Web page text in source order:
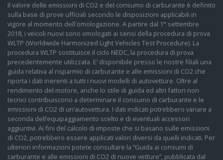
Il valore delle emissioni di CO2 e del consumo di carburante è definito
sulla base di prove ufficiali secondo le disposizioni applicabili in
vigore al momento dell'omologazione. A partire dal 1° settembre
2018, i veicoli nuovi sono omologati ai sensi della procedura di prova
WLTP (Worldwide Harmonized Light Vehicles Test Procedure). La
procedura WLTP sostituisce il ciclo NEDC, la procedura di prova
precedentemente utilizzata. E’ disponibile presso le nostre filiali una
guida relativa al risparmio di carburante e alle emissioni di CO2 che
riporta i dati inerenti a tutti i nuovi modelli di autovetture. Oltre al
rendimento del motore, anche lo stile di guida ed altri fattori non
tecnici contribuiscono a determinare il consumo di carburante e le
emissioni di CO2 di un’autovettura. I dati indicati potrebbero variare a
seconda dell’equipaggiamento scelto e di eventuali accessori
aggiuntivi. Ai fini del calcolo di imposte che si basano sulle emissioni
di CO2, potrebbero essere applicati valori diversi da quelli indicati. Per
ulteriori informazioni potete consultare la “Guida ai consumi di
carburante e alle emissioni di CO2 di nuove vetture”, pubblicata dal